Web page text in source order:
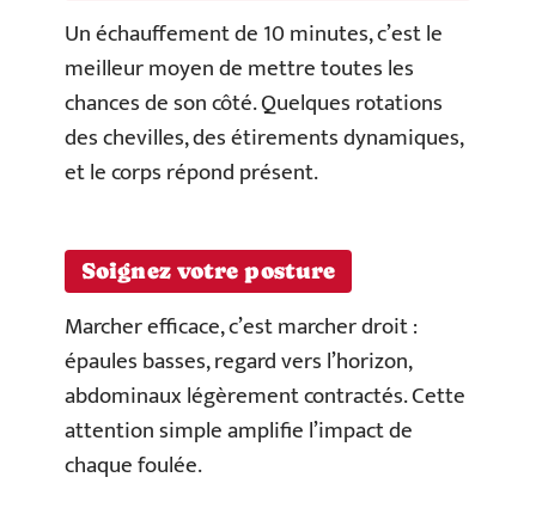
Un échauffement de 10 minutes, c’est le
meilleur moyen de mettre toutes les
chances de son côté. Quelques rotations
des chevilles, des étirements dynamiques,
et le corps répond présent.
Soignez votre posture
Marcher efficace, c’est marcher droit :
épaules basses, regard vers l’horizon,
abdominaux légèrement contractés. Cette
attention simple amplifie l’impact de
chaque foulée.